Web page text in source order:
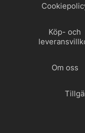
Köp- och
Om oss